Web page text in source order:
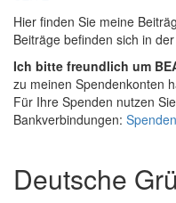
Hier finden Sie meine
Beiträge befinden sich in
Ich bitte freundlich um
zu meinen Spendenkonten
Für Ihre Spenden nutzen
Bankverbindungen: Spenden
Deutsche